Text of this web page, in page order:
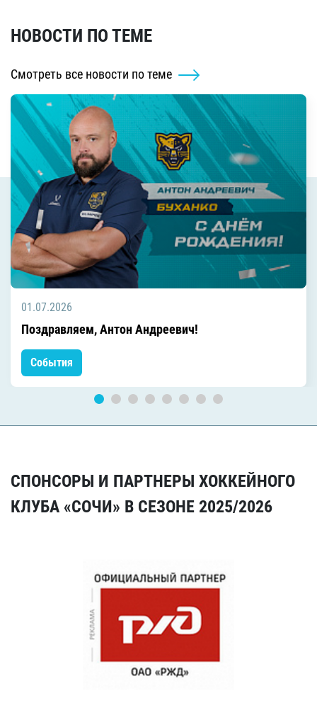
НОВОСТИ ПО ТЕМЕ
Смотреть все новости по теме
01.07.2026
Поздравляем, Антон Андреевич!
События
СПОНСОРЫ И ПАРТНЕРЫ ХОККЕЙНОГО
КЛУБА «СОЧИ» В СЕЗОНЕ 2025/2026